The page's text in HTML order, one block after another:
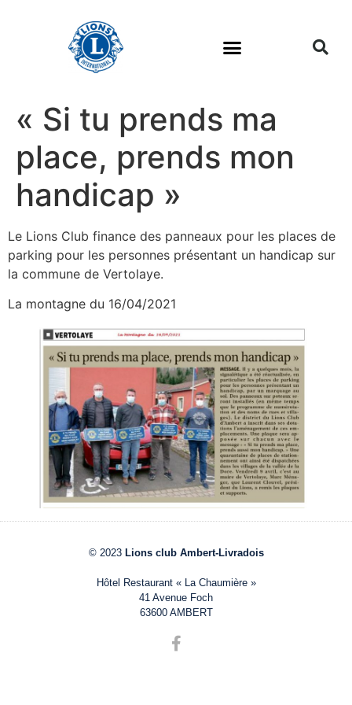
« Si tu prends ma
place, prends mon
handicap »
Le Lions Club finance des panneaux pour les places de
parking pour les personnes présentant un handicap sur
la commune de Vertolaye.
La montagne du 16/04/2021
© 2023 Lions club Ambert-Livradois
Hôtel Restaurant « La Chaumière »
41 Avenue Foch
63600 AMBERT